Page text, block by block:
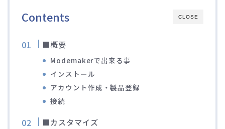
ブルベ装備
ディスクブレーキ
Di2関連
ブルべレポート2025
CLOSE
Contents
■概要
Modemakerで出来る事
インストール
アカウント作成・製品登録
接続
■カスタマイズ